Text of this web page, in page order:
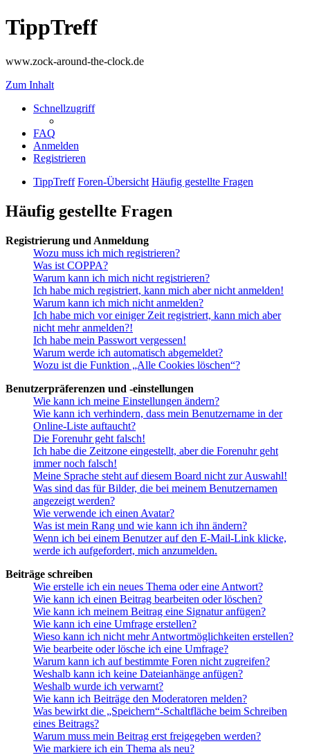
TippTreff
www.zock-around-the-clock.de
Zum Inhalt
Schnellzugriff
FAQ
Anmelden
Registrieren
TippTreff Foren-Übersicht Häufig gestellte Fragen
Häufig gestellte Fragen
Registrierung und Anmeldung
Wozu muss ich mich registrieren?
Was ist COPPA?
Warum kann ich mich nicht registrieren?
Ich habe mich registriert, kann mich aber nicht anmelden!
Warum kann ich mich nicht anmelden?
Ich habe mich vor einiger Zeit registriert, kann mich aber
nicht mehr anmelden?!
Ich habe mein Passwort vergessen!
Warum werde ich automatisch abgemeldet?
Wozu ist die Funktion „Alle Cookies löschen“?
Benutzerpräferenzen und -einstellungen
Wie kann ich meine Einstellungen ändern?
Wie kann ich verhindern, dass mein Benutzername in der
Online-Liste auftaucht?
Die Forenuhr geht falsch!
Ich habe die Zeitzone eingestellt, aber die Forenuhr geht
immer noch falsch!
Meine Sprache steht auf diesem Board nicht zur Auswahl!
Was sind das für Bilder, die bei meinem Benutzernamen
angezeigt werden?
Wie verwende ich einen Avatar?
Was ist mein Rang und wie kann ich ihn ändern?
Wenn ich bei einem Benutzer auf den E-Mail-Link klicke,
werde ich aufgefordert, mich anzumelden.
Beiträge schreiben
Wie erstelle ich ein neues Thema oder eine Antwort?
Wie kann ich einen Beitrag bearbeiten oder löschen?
Wie kann ich meinem Beitrag eine Signatur anfügen?
Wie kann ich eine Umfrage erstellen?
Wieso kann ich nicht mehr Antwortmöglichkeiten erstellen?
Wie bearbeite oder lösche ich eine Umfrage?
Warum kann ich auf bestimmte Foren nicht zugreifen?
Weshalb kann ich keine Dateianhänge anfügen?
Weshalb wurde ich verwarnt?
Wie kann ich Beiträge den Moderatoren melden?
Was bewirkt die „Speichern“-Schaltfläche beim Schreiben
eines Beitrags?
Warum muss mein Beitrag erst freigegeben werden?
Wie markiere ich ein Thema als neu?